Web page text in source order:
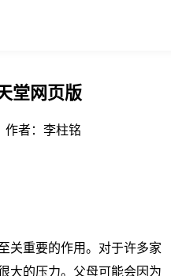
堂网页版
作者： 李柱铭
关重要的作用。对于许多家
大的压力。父母可能会因为